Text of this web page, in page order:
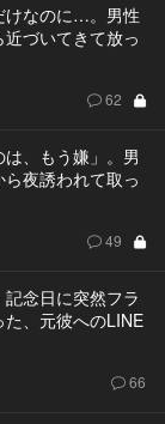
けなのに…。男性
近づいてきて放っ
62
は、もう嫌」。男
夜誘われて取っ
49
念日に突然フラ
、元彼へのLINE
66